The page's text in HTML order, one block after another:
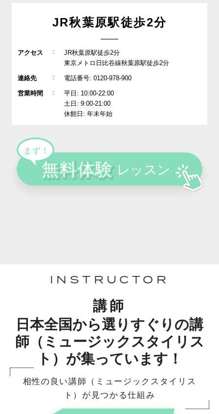
JR秋葉原駅徒歩2分
アクセス :
JR秋葉原駅徒歩2分
東京メトロ日比谷線秋葉原駅徒歩2分
連絡先 : 電話番号: 0120-978-900
営業時間 :
平日: 10:00-22:00
土日: 9:00-21:00
休館日: 年末年始
INSTRUCTOR
講師
日本全国から選りすぐりの講
師（ミュージックスタイリス
ト）が集っています！
相性の良い講師（ミュージックスタイリス
ト）が見つかる仕組み